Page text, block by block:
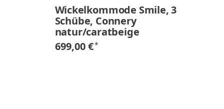
Wickelkommode Smile, 3
Schübe, Connery
natur/caratbeige
699,00 €*